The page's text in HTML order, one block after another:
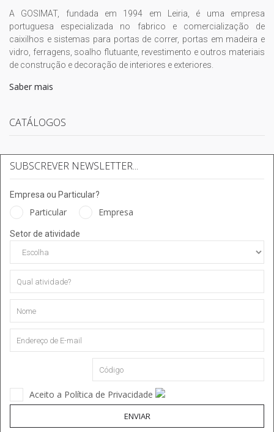
A GOSIMAT, fundada em 1994 em Leiria, é uma empresa
portuguesa especializada no fabrico e comercialização de
caixilhos e sistemas para portas de correr, portas em madeira e
vidro, ferragens, soalho flutuante, revestimento e outros materiais
de construção e decoração de interiores e exteriores.
Saber mais
CATÁLOGOS
SUBSCREVER NEWSLETTER...
Empresa ou Particular?
Particular Empresa
Setor de atividade
Aceito a Política de Privacidade
ENVIAR